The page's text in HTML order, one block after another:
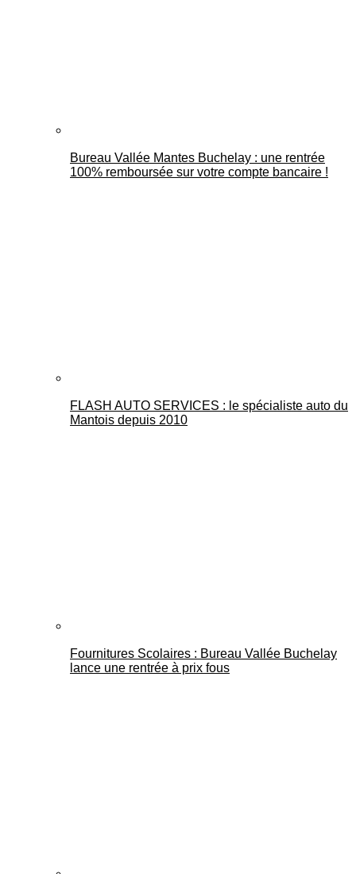
Bureau Vallée Mantes Buchelay : une rentrée
100% remboursée sur votre compte bancaire !
FLASH AUTO SERVICES : le spécialiste auto du
Mantois depuis 2010
Fournitures Scolaires : Bureau Vallée Buchelay
lance une rentrée à prix fous